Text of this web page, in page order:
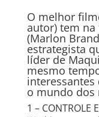
O melhor
autor) tem na
(Marlon
estrategista
líder de
mesmo
interessantes
o mundo dos
1 – CONTROLE